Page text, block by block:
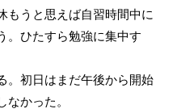
うと思えば自習時間中に
。ひたすら勉強に集中す
。初日はまだ午後から開始
かった。